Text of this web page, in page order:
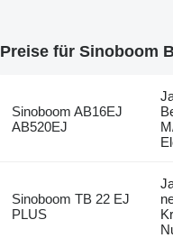
Preise für Sinoboom
Sinoboom AB16EJ
AB520EJ
Sinoboom TB 22 EJ
PLUS